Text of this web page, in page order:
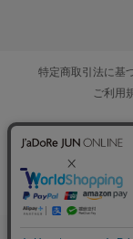
特定商取引法に基
ご利用
© JUN